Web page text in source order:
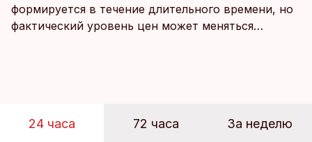
формируется в течение длительного времени, но
фактический уровень цен может меняться
24 часа 72 часа За неделю